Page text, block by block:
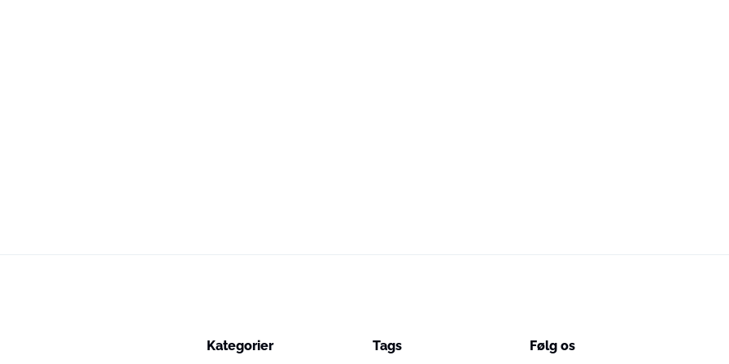
Kategorier Tags Følg os